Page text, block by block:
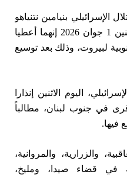
الإسرائيلي بنيامين نتنياهو
ووزير دفاعه يسرائيل كاتس الاثنين 1 جوان 2026 إنهما أعطيا
لبيروت، وذلك بعد توسيع
اليوم الاثنين إنذارا
في جنوب لبنان، مطالباً
فيها.
والزرارية، والمروانية،
في قضاء صيدا، ومليخ،